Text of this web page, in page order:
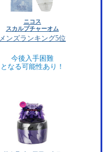
ニコス
スカルプチャーオム
メンズランキング5位
今後入手困難
となる可能性あり！